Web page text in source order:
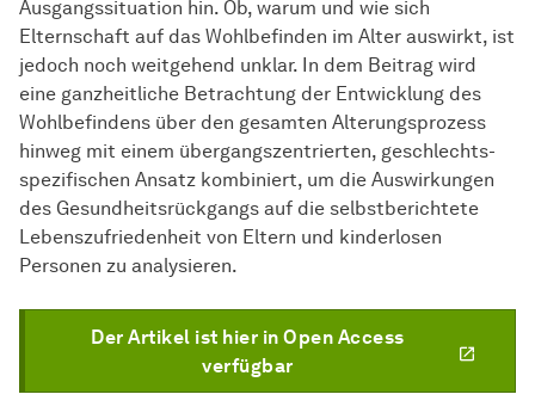
Ausgangssituation hin. Ob, warum und wie sich
Elternschaft auf das Wohlbefinden im Alter auswirkt, ist
jedoch noch weitgehend unklar. In dem Beitrag wird
eine ganzheitliche Betrachtung der Entwicklung des
Wohlbefindens über den gesamten Alterungsprozess
hinweg mit einem übergangszentrierten, geschlechts-
spezifischen Ansatz kombiniert, um die Auswirkungen
des Gesundheitsrückgangs auf die selbstberichtete
Lebenszufriedenheit von Eltern und kinderlosen
Personen zu analysieren.
Der Artikel ist hier in Open Access
verfügbar